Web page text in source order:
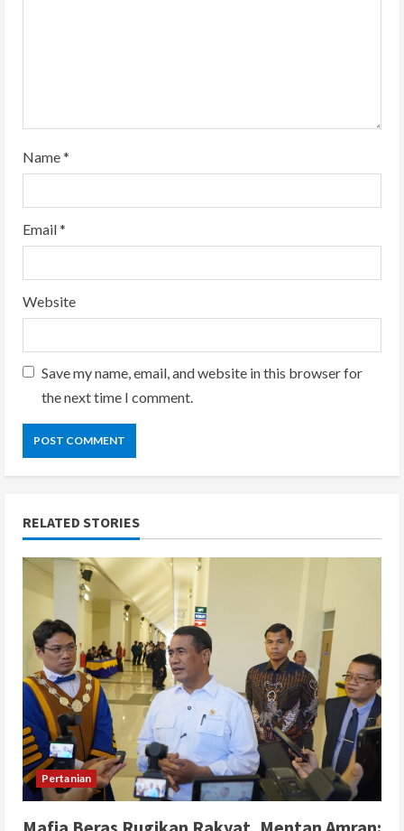
g
Name*
Email*
Website
Save my name, email, and website in this browser for
the next time I comment.
RELATED STORIES
Pertanian